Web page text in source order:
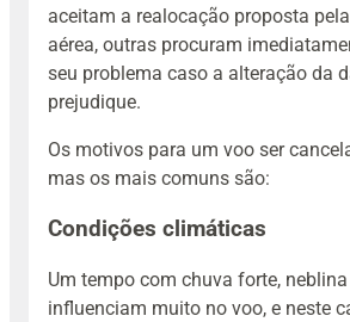
aceitam a realocação proposta
aérea, outras procuram
seu problema caso a alteração da
prejudique.
Os motivos para um voo ser
mas os mais comuns são:
Condições climáticas
Um tempo com chuva forte,
influenciam muito no voo, e neste